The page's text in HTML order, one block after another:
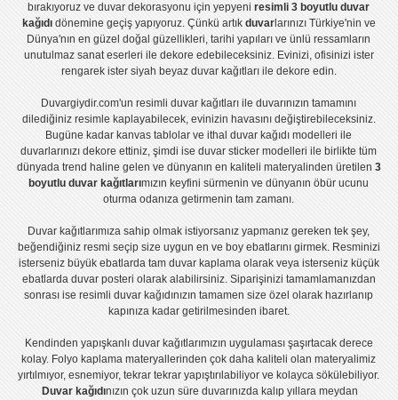
bırakıyoruz veduvar dekorasyonu için yepyeniresimli 3 boyutlu duvar
kağıdıdönemine geçiş yapıyoruz. Çünkü artık duvarlarınızı Türkiye'nin ve
Dünya'nın en güzel doğal güzellikleri, tarihi yapıları ve ünlü ressamların
unutulmaz sanat eserleri ile dekore edebileceksiniz. Evinizi, ofisinizi ister
rengarek ister siyah beyaz duvar kağıtlarıile dekore edin.
Duvargiydir.com'unresimli duvar kağıtları ile duvarınızın tamamını
dilediğiniz resimle kaplayabilecek, evinizin havasını değiştirebileceksiniz.
Bugüne kadar kanvas tablo lar veithal duvar kağıdı modelleri ile
duvarlarınızı dekore ettiniz, şimdi iseduvar sticker modelleri ile birlikte tüm
dünyada trend haline gelen ve dünyanın en kaliteli materyalinden üretilen 3
boyutlu duvar kağıtlarımızın keyfini sürmenin ve dünyanın öbür ucunu
oturma odanıza getirmenin tam zamanı.
Duvar kağıtlarımıza sahip olmak istiyorsanız yapmanız gereken tek şey,
beğendiğiniz resmi seçip size uygun en ve boy ebatlarını girmek. Resminizi
isterseniz büyük ebatlarda tam duvar kaplamaolarak veya isterseniz küçük
ebatlarda duvar posteri olarak alabilirsiniz. Siparişinizi tamamlamanızdan
sonrası iseresimli duvar kağıdınızın tamamen size özel olarak hazırlanıp
kapınıza kadar getirilmesinden ibaret.
Kendinden yapışkanlı duvar kağıtlarımızın uygulamasışaşırtacak derece
kolay. Folyo kaplama materyallerinden çok daha kaliteli olanmateryalimiz
yırtılmıyor, esnemiyor, tekrar tekrar yapıştırılabiliyor ve kolayca sökülebiliyor.
Duvar kağıdınızın çok uzun süre duvarınızda kalıp yıllara meydan